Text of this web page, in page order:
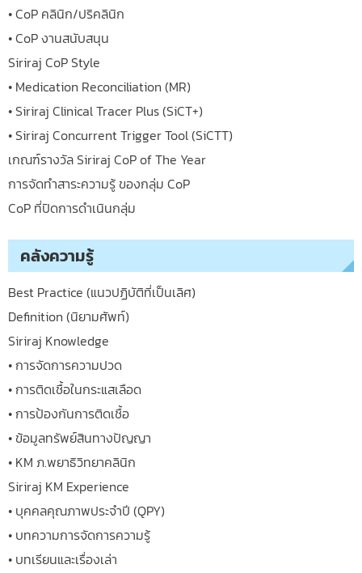
• CoP คลินิก/ปริคลินิก
• CoP งานสนับสนุน
Siriraj CoP Style
• Medication Reconciliation (MR)
• Siriraj Clinical Tracer Plus (SiCT+)
• Siriraj Concurrent Trigger Tool (SiCTT)
เกณฑ์รางวัล Siriraj CoP of The Year
การจัดทำสาระความรู้ ของกลุ่ม CoP
CoP ที่ปิดการดำเนินกลุ่ม
คลังความรู้
Best Practice (แนวปฏิบัติที่เป็นเลิศ)
Definition (นิยามศัพท์)
Siriraj Knowledge
• การจัดการความปวด
• การติดเชื้อในกระแสเลือด
• การป้องกันการติดเชื้อ
• ข้อมูลทรัพย์สินทางปัญญา
• KM ภ.พยาธิวิทยาคลินิก
Siriraj KM Experience
• บุคคลคุณภาพประจำปี (QPY)
• บทความการจัดการความรู้
• บทเรียนและเรื่องเล่า